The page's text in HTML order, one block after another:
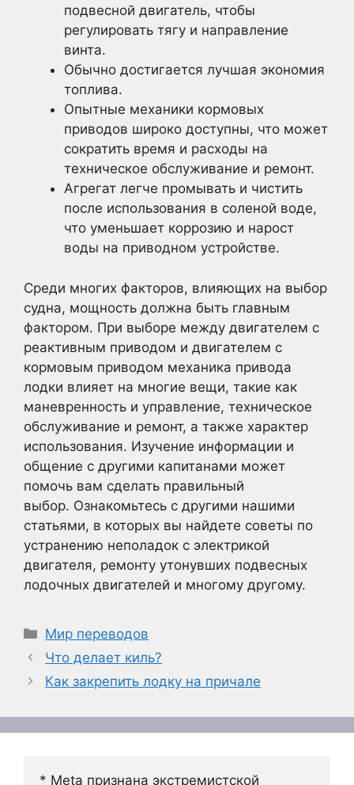
подвесной двигатель, чтобы
регулировать тягу и направление
винта.
Обычно достигается лучшая экономия
топлива.
Опытные механики кормовых
приводов широко доступны, что может
сократить время и расходы на
техническое обслуживание и ремонт.
Агрегат легче промывать и чистить
после использования в соленой воде,
что уменьшает коррозию и нарост
воды на приводном устройстве.
Среди многих факторов, влияющих на выбор
судна, мощность должна быть главным
фактором. При выборе между двигателем с
реактивным приводом и двигателем с
кормовым приводом механика привода
лодки влияет на многие вещи, такие как
маневренность и управление, техническое
обслуживание и ремонт, а также характер
использования. Изучение информации и
общение с другими капитанами может
помочь вам сделать правильный
выбор. Ознакомьтесь с другими нашими
статьями, в которых вы найдете советы по
устранению неполадок с электрикой
двигателя, ремонту утонувших подвесных
лодочных двигателей и многому другому.
Рубрики
Мир переводов
Что делает киль?
Как закрепить лодку на причале
* Meta признана экстремистской